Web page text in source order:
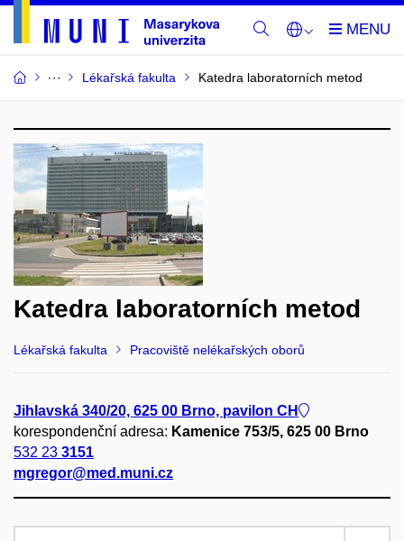
Lékařská fakulta Katedra laboratorních metod
Katedra laboratorních metod
Lékařská fakulta Pracoviště nelékařských oborů
Jihlavská 340/20, 625 00 Brno, pavilon CH
korespondenční adresa: Kamenice 753/5, 625 00 Brno
532 23 3151
mgregor@med.muni.cz